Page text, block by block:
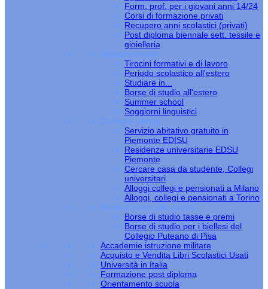
Form. prof. per i giovani anni 14/24
Corsi di formazione privati
Recupero anni scolastici (privati)
Post diploma biennale sett. tessile e
gioielleria
Studiare estero
Tirocini formativi e di lavoro
Periodo scolastico all'estero
Studiare in...
Borse di studio all'estero
Summer school
Soggiorni linguistici
Collegi e alloggi
Servizio abitativo gratuito in
Piemonte EDISU
Residenze universitarie EDSU
Piemonte
Cercare casa da studente, Collegi
universitari
Alloggi collegi e pensionati a Milano
Alloggi, collegi e pensionati a Torino
Borse e diritto allo studio
Borse di studio tasse e premi
Borse di studio per i biellesi del
Collegio Puteano di Pisa
Accademie istruzione militare
Acquisto e Vendita Libri Scolastici Usati
Università in Italia
Formazione post diploma
Orientamento scuola